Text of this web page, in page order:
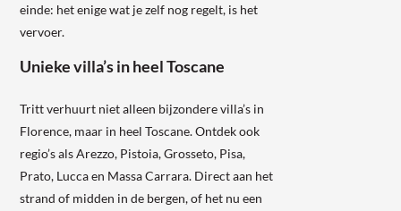
einde: het enige wat je zelf nog regelt, is het
vervoer.
Unieke villa’s in heel Toscane
Tritt verhuurt niet alleen bijzondere villa’s in
Florence, maar in heel Toscane. Ontdek ook
regio’s als Arezzo, Pistoia, Grosseto, Pisa,
Prato, Lucca en Massa Carrara. Direct aan het
strand of midden in de bergen, of het nu een